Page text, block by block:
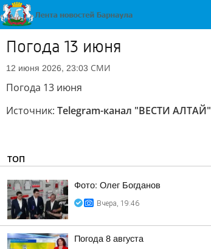
Погода 13 июня
12 июня 2026, 23:03 СМИ
Погода 13 июня
Источник: Telegram-канал "ВЕСТИ АЛТАЙ"
ТОП
Фото: Олег Богданов
Вчера, 19:46
Погода 8 августа